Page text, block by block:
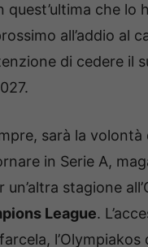
quest’ultima che lo
all’addio al
di cedere il
sarà la
in Serie A,
un’altra stagione
League.